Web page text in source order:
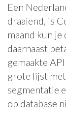
Een
draaiend, is
maand kun
daarnaast
gemaakte
grote lijst
segmentatie
op database